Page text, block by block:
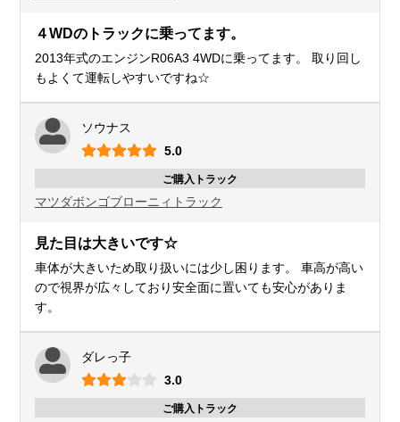
４WDのトラックに乗ってます。
2013年式のエンジンR06A3 4WDに乗ってます。 取り回し
もよくて運転しやすいですね☆
ソウナス
5.0
ご購入トラック
マツダボンゴブローニィトラック
見た目は大きいです☆
車体が大きいため取り扱いには少し困ります。 車高が高い
ので視界が広々しており安全面に置いても安心がありま
す。
ダレっ子
3.0
ご購入トラック